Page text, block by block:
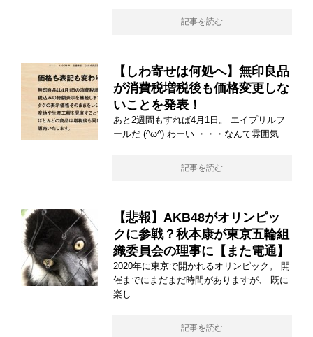
記事を読む
【しわ寄せは何処へ】無印良品
が消費税増税後も価格変更しな
いことを発表！
あと2週間もすれば4月1日。 エイプリルフ
ールだ (^ω^) わーい ・・・なんて雰囲気
記事を読む
【悲報】AKB48がオリンピッ
クに参戦？秋本康が東京五輪組
織委員会の理事に【また電通】
2020年に東京で開かれるオリンピック。 開
催までにまだまだ時間がありますが、 既に
楽し
記事を読む